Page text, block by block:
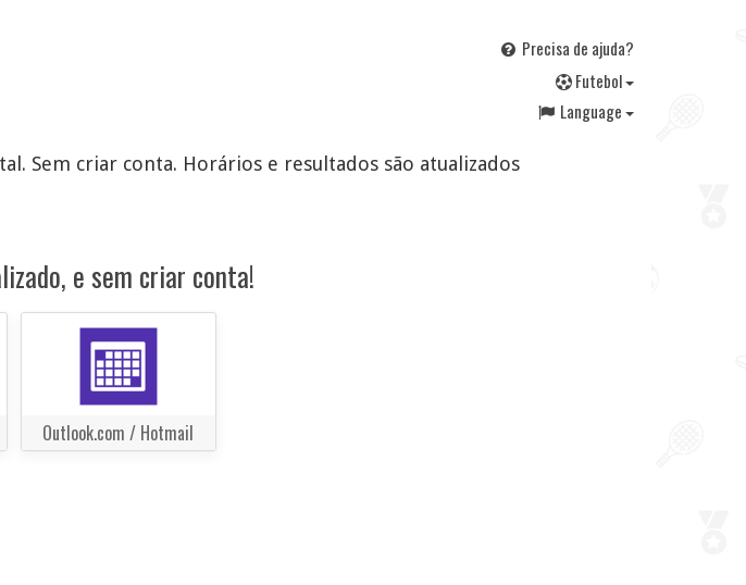
Precisa de ajuda?
Futebol
Language
Sem criar conta. Horários e resultados são atualizados
e sem criar conta!
Outlook.com / Hotmail